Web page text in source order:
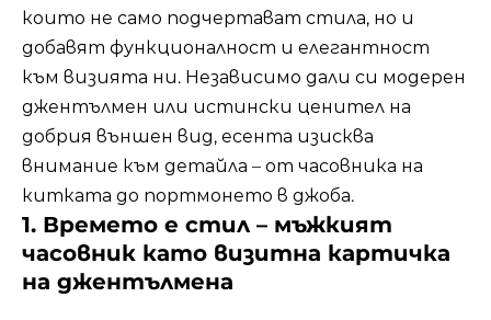
които не само подчертават стила, но и
добавят функционалност и елегантност
към визията ни. Независимо дали си модерен
джентълмен или истински ценител на
добрия външен вид, есента изисква
внимание към детайла – от часовника на
китката до портмонето в джоба.
1. Времето е стил – мъжкият
часовник като визитна картичка
на джентълмена